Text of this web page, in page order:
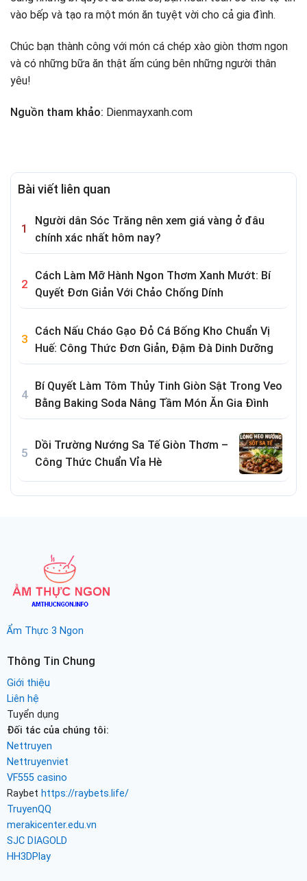
vào bếp và tạo ra một món ăn tuyệt vời cho cả gia đình.
Chúc bạn thành công với món cá chép xào giòn thơm ngon
và có những bữa ăn thật ấm cúng bên những người thân
yêu!
Nguồn tham khảo: Dienmayxanh.com
Bài viết liên quan
Người dân Sóc Trăng nên xem giá vàng ở đâu
chính xác nhất hôm nay?
Cách Làm Mỡ Hành Ngon Thơm Xanh Mướt: Bí
Quyết Đơn Giản Với Chảo Chống Dính
Cách Nấu Cháo Gạo Đỏ Cá Bống Kho Chuẩn Vị
Huế: Công Thức Đơn Giản, Đậm Đà Dinh Dưỡng
Bí Quyết Làm Tôm Thủy Tinh Giòn Sật Trong Veo
Bằng Baking Soda Nâng Tầm Món Ăn Gia Đình
Dồi Trường Nướng Sa Tế Giòn Thơm –
Công Thức Chuẩn Vỉa Hè
Ẩm Thực 3 Ngon
Thông Tin Chung
Giới thiệu
Liên hệ
Tuyển dụng
Đối tác của chúng tôi:
Nettruyen
Nettruyenviet
VF555 casino
Raybet https://raybets.life/
TruyenQQ
merakicenter.edu.vn
SJC DIAGOLD
HH3DPlay